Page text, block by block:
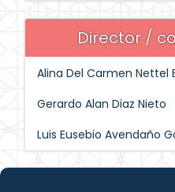
Director /
Alina Del Carmen Nettel
Gerardo Alan Diaz Nieto
Luis Eusebio Avendaño